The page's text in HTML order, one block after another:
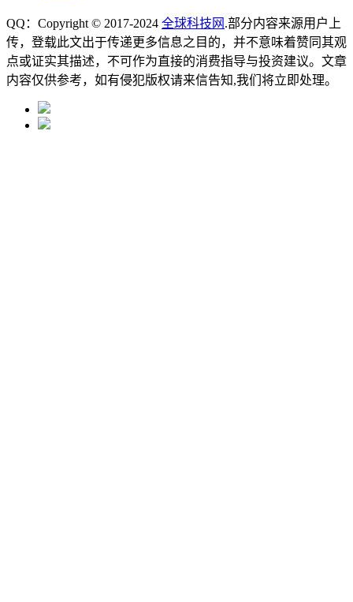
QQ：Copyright © 2017-2024 全球科技网 .部分内容来源用户上
传，登载此文出于传递更多信息之目的，并不意味着赞同其观
点或证实其描述，不可作为直接的消费指导与投资建议。文章
内容仅供参考，如有侵犯版权请来信告知,我们将立即处理。